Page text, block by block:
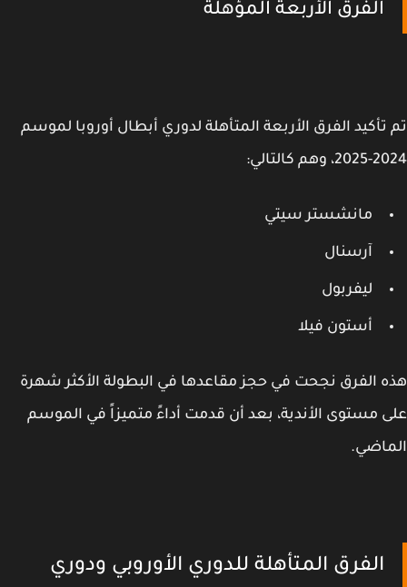
الفرق الأربعة المؤهلة
الفرق الأربعة المتأهلة لدوري أبطال أوروبا لموسم
كالتالي:
مانشستر سيتي
آرسنال
ليفربول
أستون فيلا
الفرق نجحت في حجز مقاعدها في البطولة الأكثر شهرة
مستوى الأندية، بعد أن قدمت أداءً متميزاً في الموسم
الفرق المتأهلة للدوري الأوروبي ودوري